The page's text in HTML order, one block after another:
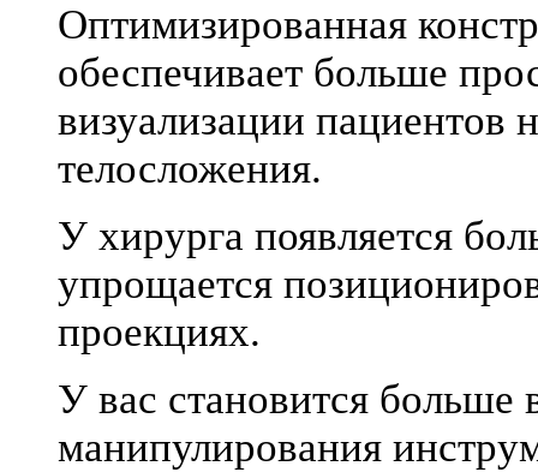
Оптимизированная
обеспечивает больше
визуализации пациентов
телосложения.
У хирурга появляется
упрощается
проекциях.
У вас становится больше
манипулирования